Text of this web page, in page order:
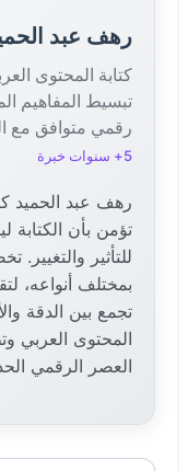
رهف عبد
كتابة المحتوى
تبسيط المفاهيم
رقمي متوافق مع
5+ سنوات خبرة
رهف عبد الحميد
تؤمن بأن الكتابة
للتأثير
بمختلف أنواعه،
تجمع بين الدقة
المحتوى العربي
العصر الرقمي